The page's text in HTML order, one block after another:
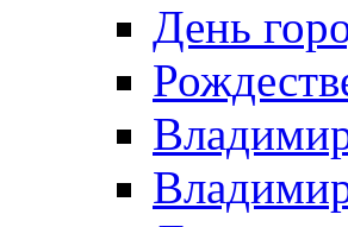
День